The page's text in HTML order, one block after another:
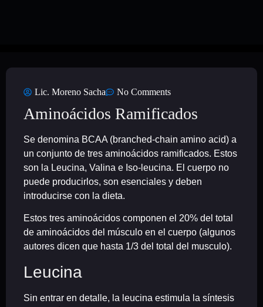
Lic. Moreno Sacha No Comments
Aminoácidos Ramificados
Se denomina BCAA (branched-chain amino acid) a
un conjunto de tres aminoácidos ramificados. Estos
son la Leucina, Valina e Iso-leucina. El cuerpo no
puede producirlos, son esenciales y deben
introducirse con la dieta.
Estos tres aminoácidos componen el 20% del total
de aminoácidos del músculo en el cuerpo (algunos
autores dicen que hasta 1/3 del total del musculo).
Leucina
Sin entrar en detalle, la leucina estimula la síntesis